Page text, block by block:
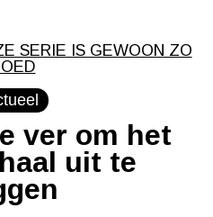
ver om het
uit te